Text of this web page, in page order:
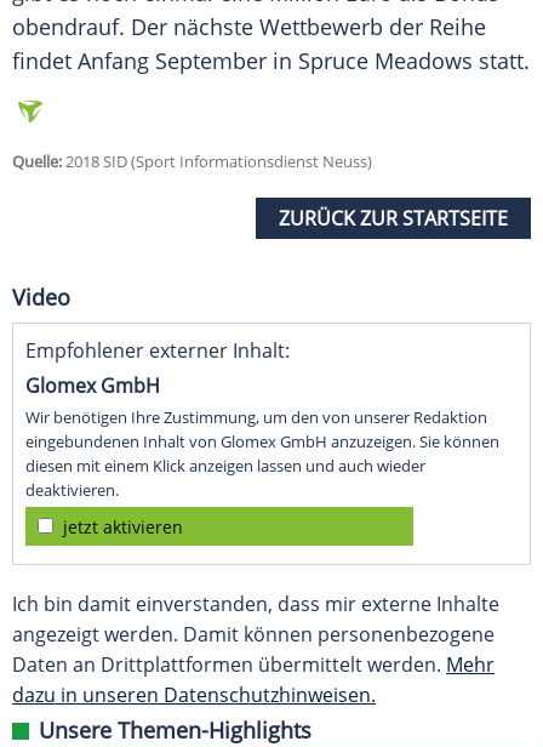
obendrauf. Der nächste Wettbewerb der Reihe
findet Anfang September in Spruce Meadows statt.
Quelle:2018 SID (Sport Informationsdienst Neuss)
ZURÜCK ZUR STARTSEITE
Video
Empfohlener externer Inhalt:
Glomex GmbH
Wir benötigen Ihre Zustimmung, um den von unserer Redaktion
eingebundenen Inhalt von Glomex GmbH anzuzeigen. Sie können
diesen mit einem Klick anzeigen lassen und auch wieder
deaktivieren.
jetzt aktivieren
Ich bin damit einverstanden, dass mir externe Inhalte
angezeigt werden. Damit können personenbezogene
Daten an Drittplattformen übermittelt werden. Mehr
dazu in unseren Datenschutzhinweisen.
Unsere Themen-Highlights